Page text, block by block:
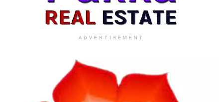
ADVERTISEMENT